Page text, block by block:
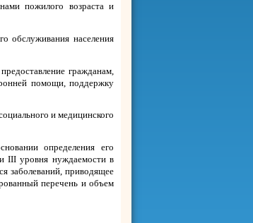
пожилого возраста и
обслуживания населения
гражданам,
помощи, поддержку
и медицинского
определения его
III уровня нуждаемости в
заболеваний, приводящее
перечень и объем